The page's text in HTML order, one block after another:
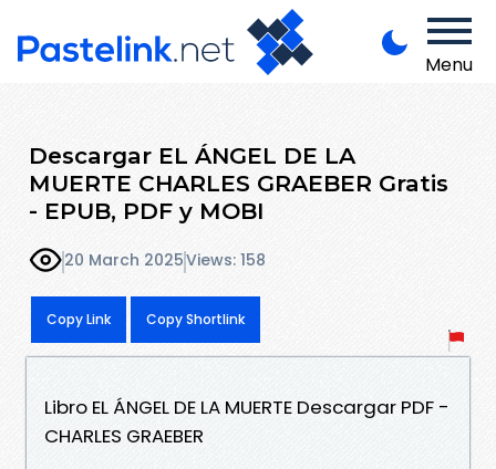
Menu
Descargar EL ÁNGEL DE LA
MUERTE CHARLES GRAEBER Gratis
- EPUB, PDF y MOBI
20 March 2025Views: 158
Copy Link Copy Shortlink
Libro EL ÁNGEL DE LA MUERTE Descargar PDF -
CHARLES GRAEBER